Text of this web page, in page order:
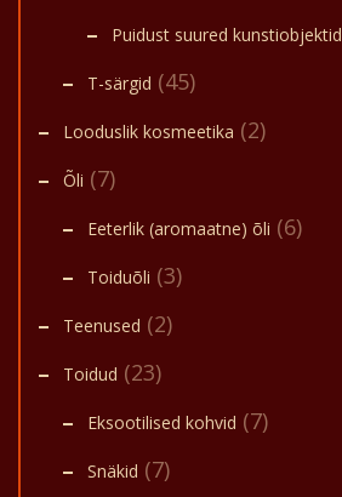
Puidust suured kunstiobjektid
T-särgid (45)
Looduslik kosmeetika (2)
Õli (7)
Eeterlik (aromaatne) õli (6)
Toiduõli (3)
Teenused (2)
Toidud (23)
Eksootilised kohvid (7)
Snäkid (7)